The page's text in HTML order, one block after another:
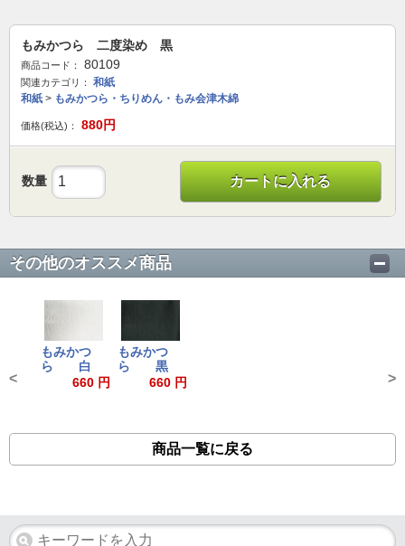
もみかつら 二度染め 黒
商品コード： 80109
関連カテゴリ：
和紙
和紙 > もみかつら・ちりめん・もみ会津木綿
価格(税込)： 880円
数量 カートに入れる
その他のオススメ商品
もみかつ
ら 白
660 円
もみかつ
ら 黒
660 円
< >
商品一覧に戻る